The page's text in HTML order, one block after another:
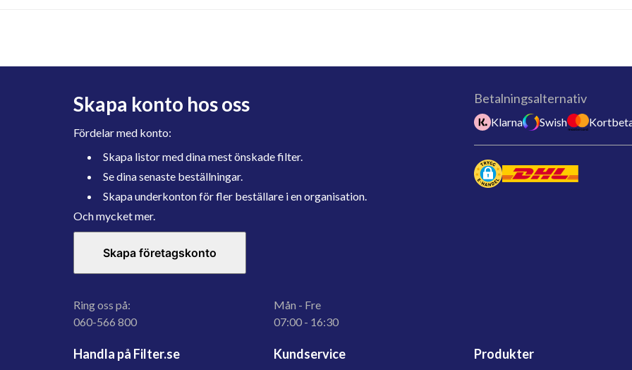
Skapa konto hos oss
Fördelar med konto:
Skapa listor med dina mest önskade filter.
Se dina senaste beställningar.
Skapa underkonton för fler beställare i en organisation.
Och mycket mer.
Skapa företagskonto
Ring oss på:
060-566 800
Mån - Fre
07:00 - 16:30
Betalningsalternativ
Klarna Swish
Handla på Filter.se Kundservice Produkter